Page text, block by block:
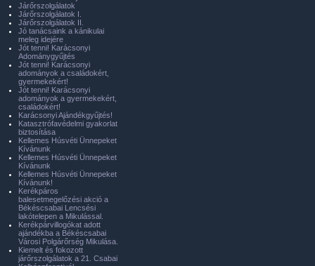
Járőrszolgálatok
Járőrszolgálatok I.
Járőrszolgálatok II.
Jó tanácsaink a kánikulai
meleg idejére
Jót tenni! Karácsonyi
Adománygyűjtés
Jót tenni! Karácsonyi
adományok a családokért,
gyermekekért!
Jót tenni! Karácsonyi
adományok a gyermekekért,
családokért!
Karácsonyi Ajándékgyűjtés!
Katasztrófavédelmi gyakorlat
biztosítása
Kellemes Húsvéti Ünnepeket
Kívánunk
Kellemes Húsvéti Ünnepeket
Kívánunk
Kellemes Húsvéti Ünnepeket
Kívánunk!
Kerékpáros
balesetmegelőzési akció a
Békéscsabai Lencsési
lakótelepen a Mikulással.
Kerékpárvillogókat adott
ajándékba a Békéscsabai
Városi Polgárőrség Mikulása.
Kiemelt és fokozott
járőrszolgálatok a 21. Csabai